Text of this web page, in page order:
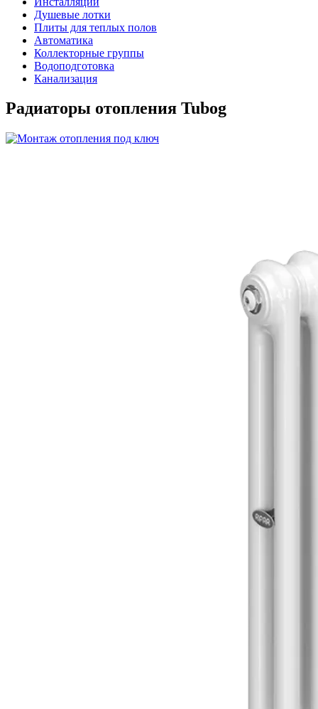
Душевые лотки
Плиты для теплых полов
Автоматика
Коллекторные группы
Водоподготовка
Канализация
Радиаторы отопления Tubog